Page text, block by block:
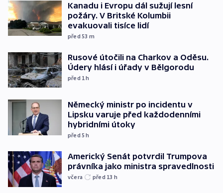
Kanadu i Evropu dál sužují lesní
požáry. V Britské Kolumbii
evakuovali tisíce lidí
před 53 m
Rusové útočili na Charkov a Oděsu.
Údery hlásí i úřady v Bělgorodu
před 1h
Německý ministr po incidentu v
Lipsku varuje před každodenními
hybridními útoky
před 5h
Americký Senát potvrdil Trumpova
právníka jako ministra spravedlnosti
včera před 13 h